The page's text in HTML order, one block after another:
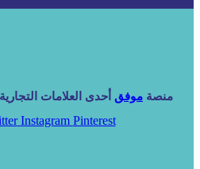
منصة موفق أحدى العلامات
Instagram Pinterest